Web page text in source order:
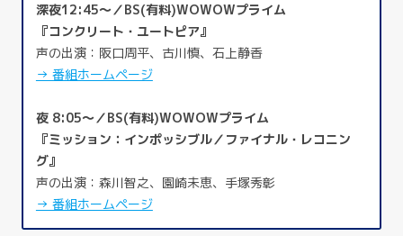
深夜12:45～／BS(有料)WOWOWプライム
『コンクリート・ユートピア』
声の出演：阪口周平、古川慎、石上静香
→ 番組ホームページ
夜 8:05～／BS(有料)WOWOWプライム
『ミッション：インポッシブル／ファイナル・レコニン
グ』
声の出演：森川智之、園崎未恵、手塚秀彰
→ 番組ホームページ